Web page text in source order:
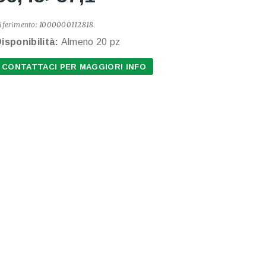
1000000112818
Almeno 20 pz
CONTATTACI PER MAGGIORI INFO